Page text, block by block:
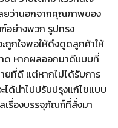
ลยว่านอกจากคุณภาพของ
อย่างพวก รูปทรง
ถูกใจพอให้ดึงดูดลูกค้าให้
ด หากผลออกมาดีแบบที่
ยที่ดี แต่หากไม่ได้รับการ
ด้นำไปปรับปรุงแก้ไขแบบ
เรื่องบรรจุภัณฑ์ที่สั่งมา